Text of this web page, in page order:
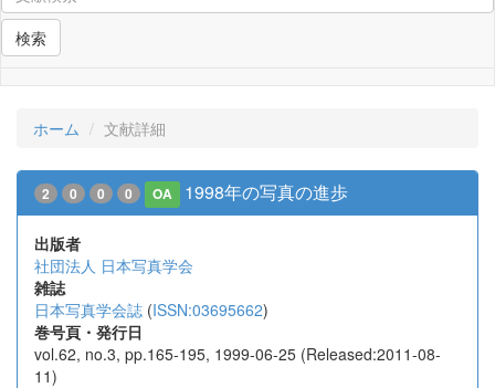
検索
ホーム 文献詳細
2 0 0 0 OA 1998年の写真の進歩
出版者
社団法人 日本写真学会
雑誌
日本写真学会誌 (ISSN:03695662)
巻号頁・発行日
vol.62, no.3, pp.165-195, 1999-06-25 (Released:2011-08-
11)